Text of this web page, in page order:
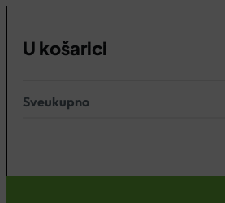
U košarici
Nema proizvoda u košarici.
Sveukupno